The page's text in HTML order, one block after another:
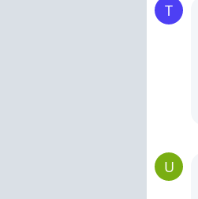
T
U